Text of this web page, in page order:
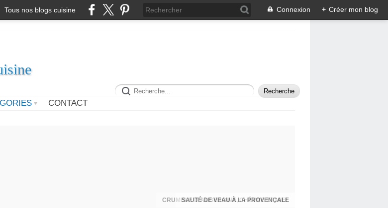
Tous nos blogs cuisine Connexion + Créer mon blog
CONTACT
SAUTÉ DE VEAU À LA PROVENÇALE